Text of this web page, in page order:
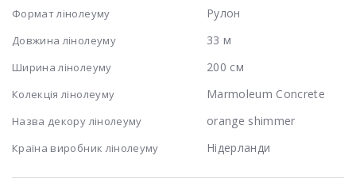
Формат лінолеуму Рулон
Довжина лінолеуму 33 м
Ширина лінолеуму 200 см
Колекція лінолеуму Marmoleum Concrete
Назва декору лінолеуму orange shimmer
Країна виробник лінолеуму Нідерланди